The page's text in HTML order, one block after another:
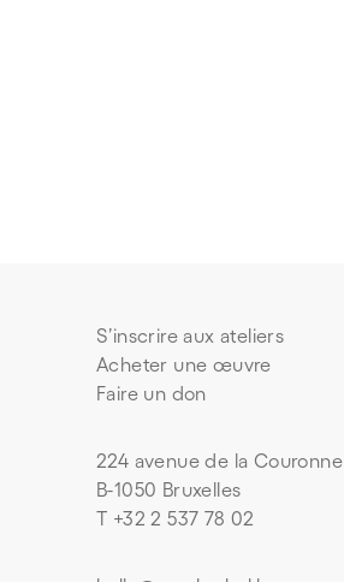
S’inscrire aux ateliers
Acheter une œuvre
Faire un don
224 avenue de la Couronne
B-1050 Bruxelles
T +32 2 537 78 02